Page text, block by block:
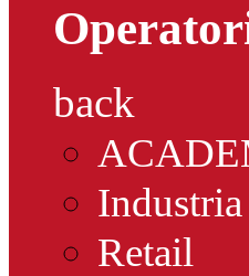
back
Industria
Retail